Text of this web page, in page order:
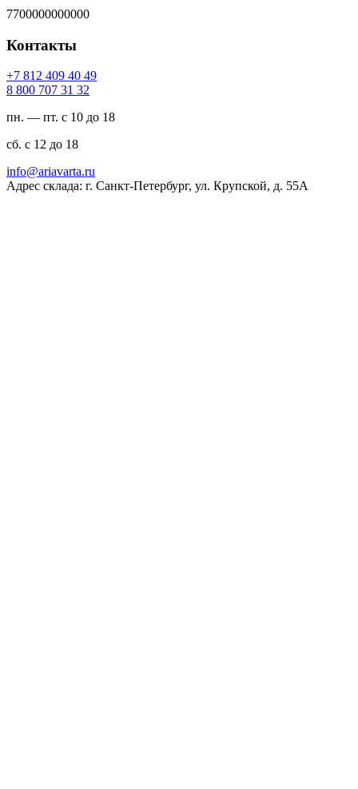
7700000000000
Контакты
94 04 904 218 7+
23 13 707 008 8
пн. — пт. с 10 до 18
сб. с 12 до 18
ur.atravaira@ofni
Адрес склада: г. Санкт-Петербург, ул. Крупской, д. 55А